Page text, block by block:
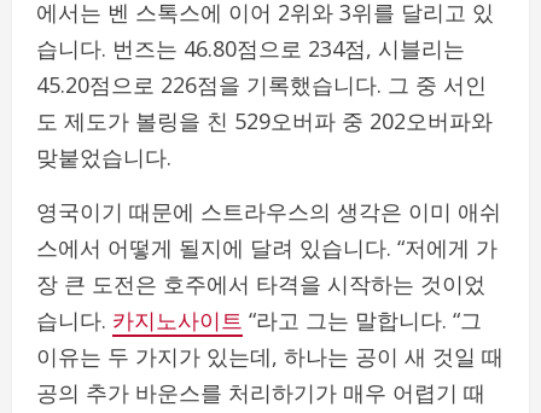
에서는 벤 스톡스에 이어 2위와 3위를 달리고 있
습니다. 번즈는 46.80점으로 234점, 시블리는
45.20점으로 226점을 기록했습니다. 그 중 서인
도 제도가 볼링을 친 529오버파 중 202오버파와
맞붙었습니다.
영국이기 때문에 스트라우스의 생각은 이미 애쉬
스에서 어떻게 될지에 달려 있습니다. “저에게 가
장 큰 도전은 호주에서 타격을 시작하는 것이었
습니다. 카지노사이트 “라고 그는 말합니다. “그
이유는 두 가지가 있는데, 하나는 공이 새 것일 때
공의 추가 바운스를 처리하기가 매우 어렵기 때